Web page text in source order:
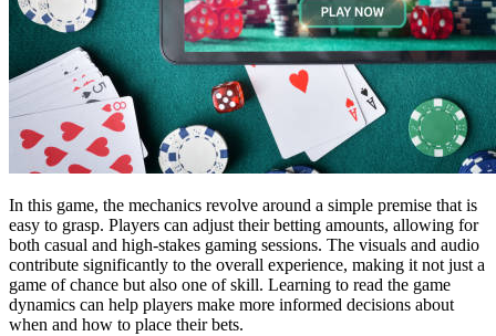
In this game, the mechanics revolve around a simple premise that is
easy to grasp. Players can adjust their betting amounts, allowing for
both casual and high-stakes gaming sessions. The visuals and audio
contribute significantly to the overall experience, making it not just a
game of chance but also one of skill. Learning to read the game
dynamics can help players make more informed decisions about
when and how to place their bets.